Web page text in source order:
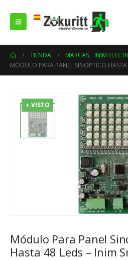
TIENDA MARCAS, INIM
MÓDULO PARA PANEL SINOPTICO
+ VISTO
Módulo Para Panel
Hasta 48 Leds – Inim